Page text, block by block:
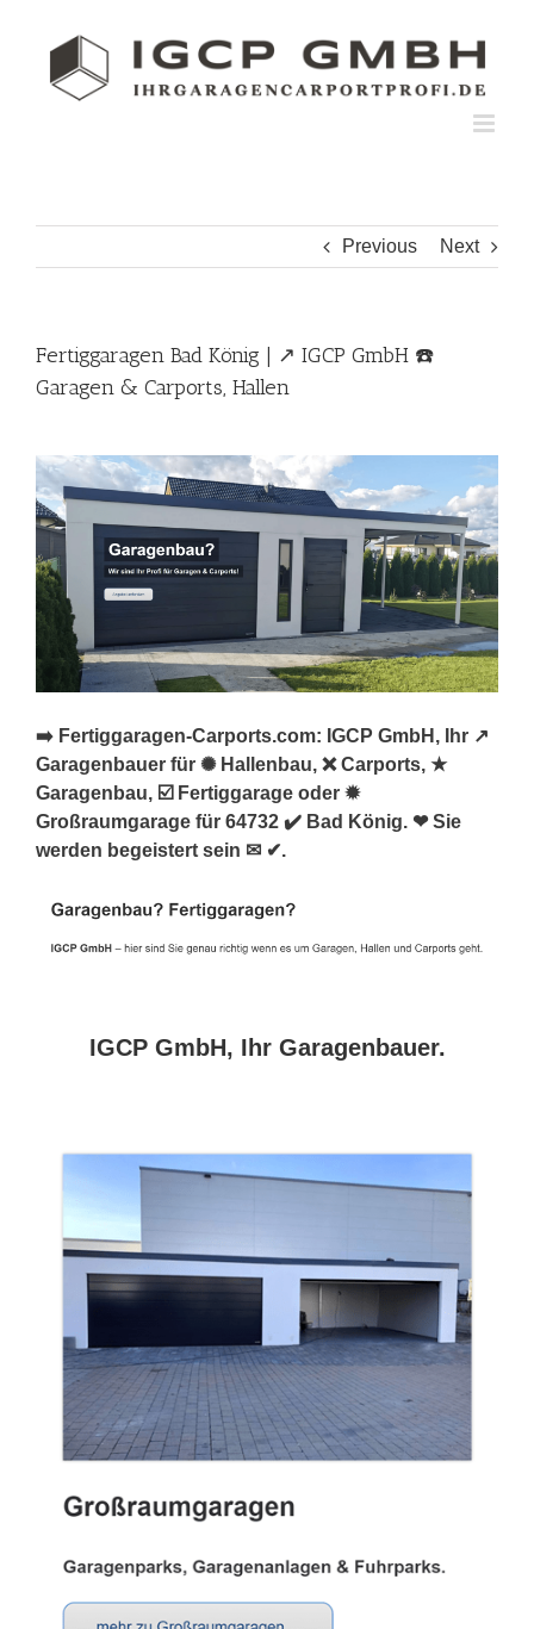
Previous Next
Fertiggaragen Bad König | ↗️ IGCP GmbH ☎️
Garagen & Carports, Hallen
➡️ Fertiggaragen-Carports.com: IGCP GmbH, Ihr ↗️
Garagenbauer für ✺ Hallenbau, ❌ Carports, ★
Garagenbau, ☑️ Fertiggarage oder ✹
Großraumgarage für 64732 ✔️ Bad König. ❤ Sie
werden begeistert sein ✉ ✔.
IGCP GmbH, Ihr Garagenbauer.